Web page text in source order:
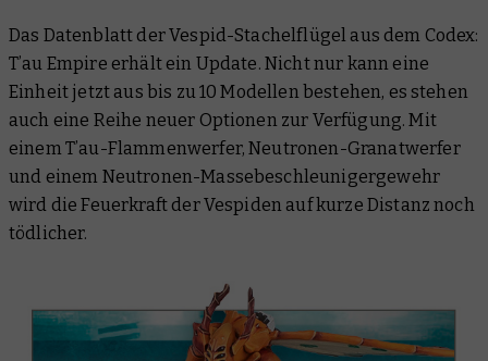
Das Datenblatt der Vespid-Stachelflügel aus dem Codex:
T’au Empire erhält ein Update. Nicht nur kann eine
Einheit jetzt aus bis zu 10 Modellen bestehen, es stehen
auch eine Reihe neuer Optionen zur Verfügung. Mit
einem T’au-Flammenwerfer, Neutronen-Granatwerfer
und einem Neutronen-Massebeschleunigergewehr
wird die Feuerkraft der Vespiden auf kurze Distanz noch
tödlicher.